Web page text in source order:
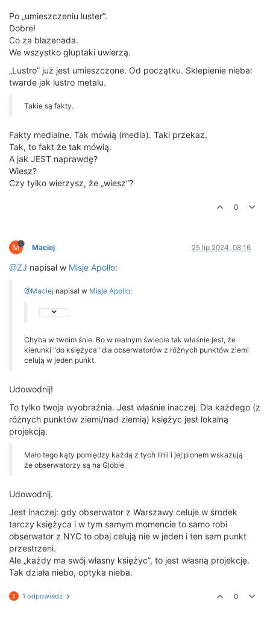
Po „umieszczeniu luster”.
Dobre!
Co za błazenada.
We wszystko głuptaki uwierzą.
„Lustro” już jest umieszczone. Od początku. Sklepienie nieba:
twarde jak lustro metalu.
Takie są fakty.
Fakty medialne. Tak mówią (media). Taki przekaz.
Tak, to fakt że tak mówią.
A jak JEST naprawdę?
Wiesz?
Czy tylko wierzysz, że „wiesz”?
0
M Maciej 25 lip 2024, 08:16
@ZJ napisał w Misje Apollo:
@Maciej napisał w Misje Apollo:
Chyba w twoim śnie. Bo w realnym świecie tak właśnie jest, że
kierunki "do księżyca" dla obserwatorów z różnych punktów ziemi
celują w jeden punkt.
Udowodnij!
To tylko twoja wyobraźnia. Jest właśnie inaczej. Dla każdego (z
różnych punktów ziemi/nad ziemią) księżyc jest lokalną
projekcją.
Mało tego kąty pomiędzy każdą z tych linii i jej pionem wskazują
że obserwatorzy są na Globie.
Udowodnij.
Jest inaczej: gdy obserwator z Warszawy celuje w środek
tarczy księżyca i w tym samym momencie to samo robi
obserwator z NYC to obaj celują nie w jeden i ten sam punkt
przestrzeni.
Ale „każdy ma swój własny księżyc”, to jest własną projekcję.
Tak działa niebo, optyka nieba.
1 odpowiedź 0